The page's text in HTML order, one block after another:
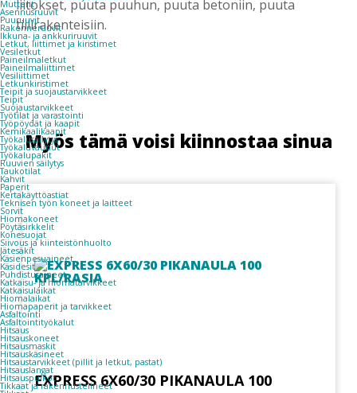
Mutterit
Asennusruuvit
Puuruuvit
Rakenneruuvit
Ikkuna- ja ankkuriruuvit
Letkut, liittimet ja kiristimet
Vesiletkut
Paineilmaletkut
Paineilmaliittimet
Vesiliittimet
Letkunkiristimet
Teipit ja suojaustarvikkeet
Teipit
Suojaustarvikkeet
Työtilat ja varastointi
Työpöydät ja kaapit
Kemikaalikaapit
Työkalusäilytys
Työkaluvaunut
Työkalupakit
Ruuvien säilytys
Taukotilat
Kahvit
Paperit
Kertakäyttöastiat
Teknisen työn koneet ja laitteet
Sorvit
Hiomakoneet
Pöytäsirkkelit
Konesuojat
Siivous ja kiinteistönhuolto
Jätesäkit
Käsienpesuaineet
Käsidesit
Puhdistusaineet
Katkaisu- ja hiomatarvikkeet
Katkaisulaikat
Hiomalaikat
Hiomapaperit ja tarvikkeet
Asfaltointi
Asfaltointityökalut
Hitsaus
Hitsauskoneet
Hitsausmaskit
Hitsauskäsineet
Hitsaustarvikkeet (pillit ja letkut, pastat)
Hitsauslangat
Hitsauspuikot
Tikkaat ja rakennustelineet
liitokset, puuta puuhun, puuta betoniin, puuta
tiilirakenteisiin.
Myös tämä voisi kiinnostaa sinua
EXPRESS 6X60/30 PIKANAULA 100